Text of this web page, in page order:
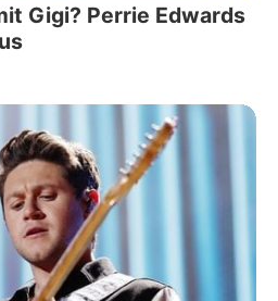
Gigi? Perrie Edwards